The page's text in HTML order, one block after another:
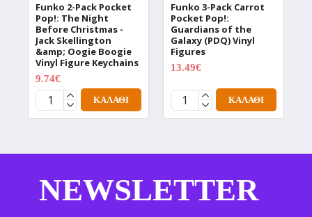
Funko 2-Pack Pocket
Pop!: The Night
Before Christmas -
Jack Skellington
&amp; Oogie Boogie
Vinyl Figure Keychains
9.74€
ΚΑΛΆΘΙ
Funko 3-Pack Carrot
Pocket Pop!:
Guardians of the
Galaxy (PDQ) Vinyl
Figures
13.49€
ΚΑΛΆΘΙ
NEWSLETTER